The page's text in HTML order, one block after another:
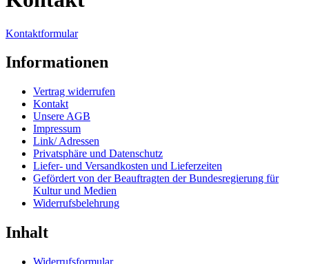
Kontaktformular
Informationen
Vertrag widerrufen
Kontakt
Unsere AGB
Impressum
Link/ Adressen
Privatsphäre und Datenschutz
Liefer- und Versandkosten und Lieferzeiten
Gefördert von der Beauftragten der Bundesregierung für
Kultur und Medien
Widerrufsbelehrung
Inhalt